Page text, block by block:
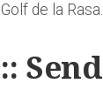
Golf de la Rasa.
::